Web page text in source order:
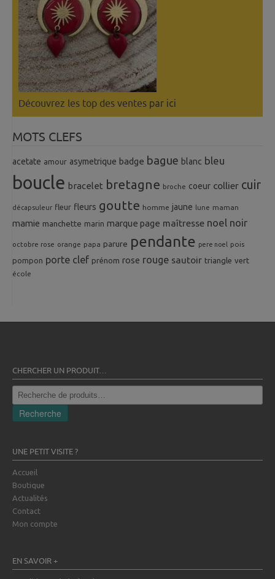
Découvrez les top des ventes par ici
MOTS CLEFS
acetate amour asymetrique badge bague blanc bleu
boucle bracelet bretagne broche coeur collier cuir
décapsuleur fleur fleurs goutte homme jaune lune maman
mamie manchette marin marque page maîtresse noel noir
octobre rose orange papa parure pendante pere noel pois
pompon porte clef prénom rose rouge sautoir triangle vert
école
CHERCHER UN PRODUIT…
Recherche
pour :
Recherche
UNE PETIT VISITE ?
Accueil
Boutique
Actualités
Contact
Mon compte
EN SAVOIR +